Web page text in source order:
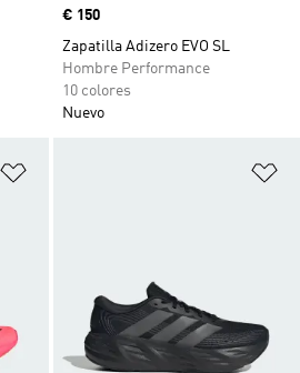
Precio
€ 150
Zapatilla Adizero EVO SL
Hombre Performance
10 colores
Nuevo